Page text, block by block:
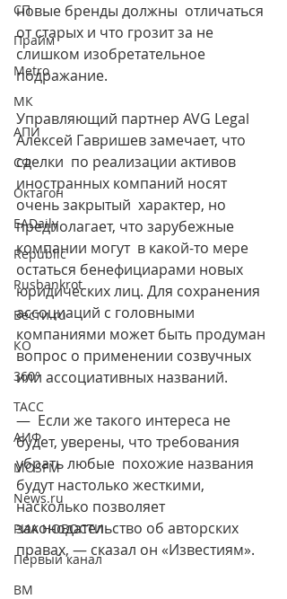
СП
Прайм
Metro
МК
АПИ
СФ
Октагон
EADaily
Republic
Rusbankrot
Вести.ru
КО
360°
ТАСС
АИФ
MOSFM
News.ru
РИА НОВОСТИ
Первый канал
ВМ
новые бренды должны  отличаться
от старых и что грозит за не
слишком изобретательное
подражание.
Управляющий партнер AVG Legal
Алексей Гавришев замечает, что
сделки  по реализации активов
иностранных компаний носят
очень закрытый  характер, но
предполагает, что зарубежные
компании могут  в какой-то мере
остаться бенефициарами новых
юридических лиц. Для сохранения
ассоциаций с головными
компаниями может быть продуман
вопрос о применении созвучных
или ассоциативных названий.
—  Если же такого интереса не
будет, уверены, что требования
убрать любые  похожие названия
будут настолько жесткими,
насколько позволяет
законодательство об авторских
правах, — сказал он «Известиям».